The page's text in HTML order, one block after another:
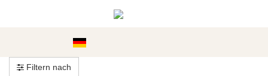
Filtern nach